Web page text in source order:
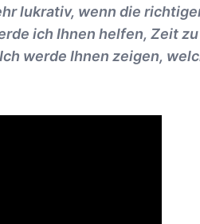
lukrativ, wenn die
ich Ihnen helfen, Zeit
werde Ihnen zeigen,